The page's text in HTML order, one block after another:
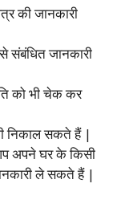
की जानकारी
संबंधित जानकारी
को भी चेक कर
निकाल सकते हैं |
अपने घर के किसी
ले सकते हैं |